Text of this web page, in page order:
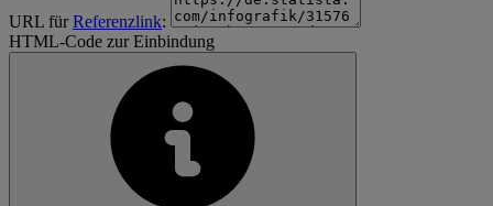
URL fürReferenzlink:
HTML-Code zur Einbindung